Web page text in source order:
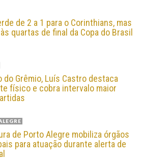
de 2 a 1 para o Corinthians, mas
quartas de final da Copa do Brasil
do Grêmio, Luís Castro destaca
físico e cobra intervalo maior
de Porto Alegre mobiliza órgãos
para atuação durante alerta de